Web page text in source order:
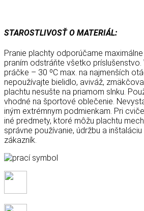
STAROSTLIVOSŤ O MATERIÁL:
Pranie plachty odporúčame
praním odstráňte všetko príslušenstvo.
práčke – 30 ºC max. na najmenších
nepoužívajte bielidlo, aviváž,
plachtu nesušte na priamom slnku.
vhodné na športové oblečenie.
iným extrémnym podmienkam. Pri
iné predmety, ktoré môžu plachtu
správne používanie, údržbu a
zákazník.